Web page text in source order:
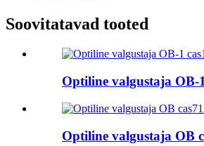
Soovitatavad tooted
Optiline valgustaja OB-
Optiline valgustaja OB